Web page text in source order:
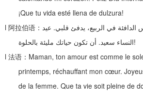
¡Que tu vida esté llena de dulzura!
l 阿拉伯语： في الربيع، يدفئ قلبي. عيد
النساء سعيد. أن تكون حياتك مليئة بالحلوة
!
l 法语： Maman, ton amour est comme le
printemps, réchauffant mon cœur.
de la femme. Que ta vie soit pleine de